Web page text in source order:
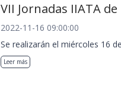
VII Jornadas IIATA
2022-11-16 09:00:00
Se realizarán el miércoles 16
Leer más